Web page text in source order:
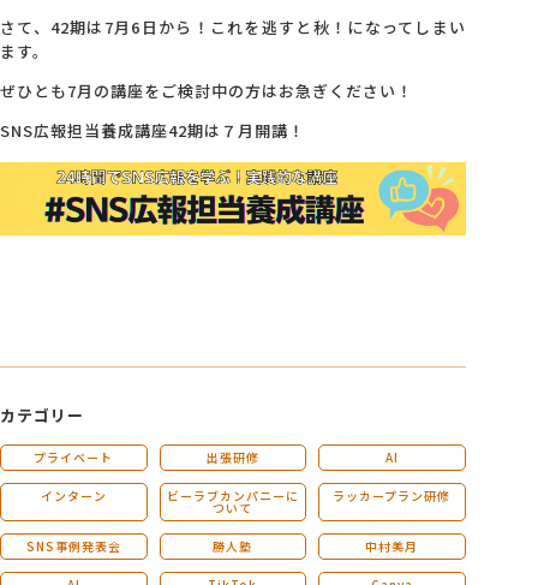
さて、42期は7月6日から！これを逃すと秋！になってしまい
ます。
ぜひとも7月の講座をご検討中の方はお急ぎください！
SNS広報担当養成講座42期は７月開講！
カテゴリー
プライベート 出張研修 AI
インターン ビーラブカンパニーに
ついて
ラッカープラン研修
SNS事例発表会 勝人塾 中村美月